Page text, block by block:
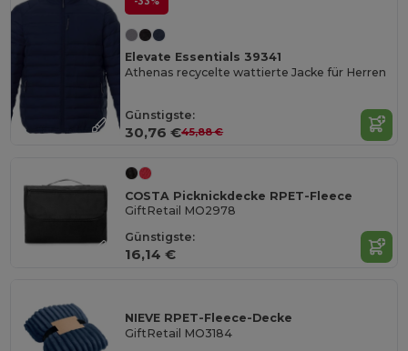
Elevate Essentials 39341
Athenas recycelte wattierte Jacke für Herren
Günstigste:
30,76 €45,88 €
COSTA Picknickdecke RPET-Fleece
GiftRetail MO2978
Günstigste:
16,14 €
NIEVE RPET-Fleece-Decke
GiftRetail MO3184